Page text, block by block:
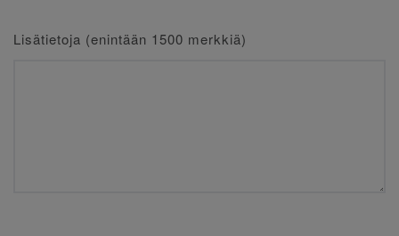
Lisätietoja (enintään 1500 merkkiä)